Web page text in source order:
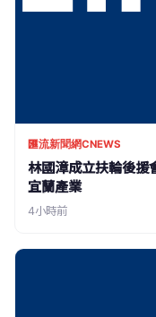
匯流新聞網CNEWS
林國漳成立扶輪後
宜蘭產業
4小時前